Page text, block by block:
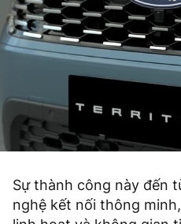
Sự thành công này đến
nghệ kết nối thông